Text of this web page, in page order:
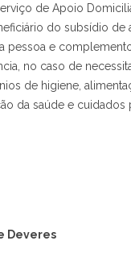
de Apoio
do subsídio de
pessoa e
no caso de
de higiene,
da saúde e cuidados
Deveres